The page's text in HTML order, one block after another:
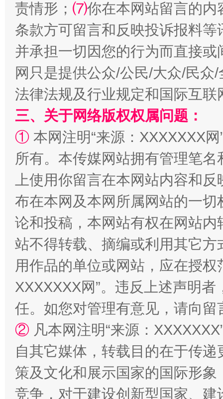
责情形； ⑺你在本网站留言的内
条款方可留言和反映投诉报料
并承担一切因您的行为而直接
网只是提供公众/公民/大众/民
法律法规及行业规定和国际互
三、关于网络版权权属问题：
① 本网注明“来源：XXXXXXX
所有。本传媒网站拥有管理笔
上使用你留言在本网站内容和
布在本网及本网所属网站的一
论和投稿，本网站有权在网站
站不得转载、摘编或利用其它
用作品的单位或网站，应在授
XXXXXXX网”。违反上述声明
任。如您对管理有意见，请向
② 凡本网注明“来源：
自其它媒体，转载目的在于传
策及文化和展示国家的国际形
竞争，对于建设创新型国家、